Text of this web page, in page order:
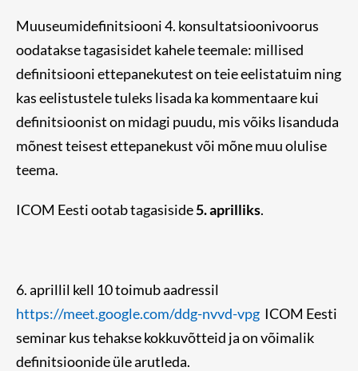
Muuseumidefinitsiooni 4. konsultatsioonivoorus
oodatakse tagasisidet kahele teemale: millised
definitsiooni ettepanekutest on teie eelistatuim ning
kaseelistustele tuleks lisada ka kommentaare kui
definitsioonist on midagi puudu, mis võiks lisanduda
mõnest teisest ettepanekust või mõne muu olulise
teema.
ICOM Eesti ootab tagasiside5. aprilliks.
6. aprillil kell 10 toimub aadressil
https://meet.google.com/ddg-nvvd-vpg ICOM Eesti
seminar kus tehakse kokkuvõtteid ja on võimalik
definitsioonide üle arutleda.